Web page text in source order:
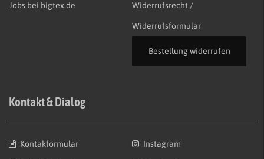
Jobs bei bigtex.de Widerrufsrecht /
Widerrufsformular
Bestellung widerrufen
Kontakt & Dialog
Kontakformular Instagram